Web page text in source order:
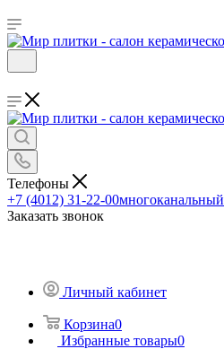
Телефоны
+7 (4012) 31-22-00многоканальный
Заказать звонок
Личный кабинет
Корзина0
Избранные товары0